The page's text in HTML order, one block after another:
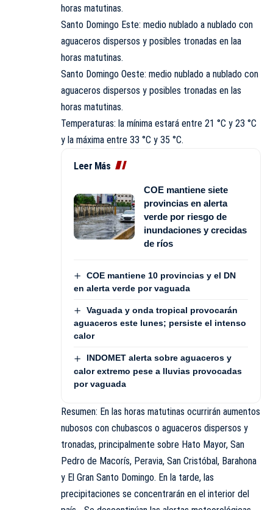
horas matutinas.
Santo Domingo Este: medio nublado a nublado con
aguaceros dispersos y posibles tronadas en laa
horas matutinas.
Santo Domingo Oeste: medio nublado a nublado con
aguaceros dispersos y posibles tronadas en las
horas matutinas.
Temperaturas: la mínima estará entre 21 °C y 23 °C
y la máxima entre 33 °C y 35 °C.
Leer Más
COE mantiene siete
provincias en alerta
verde por riesgo de
inundaciones y crecidas
de ríos
COE mantiene 10 provincias y el DN
en alerta verde por vaguada
Vaguada y onda tropical provocarán
aguaceros este lunes; persiste el intenso
calor
INDOMET alerta sobre aguaceros y
calor extremo pese a lluvias provocadas
por vaguada
Resumen: En las horas matutinas ocurrirán aumentos
nubosos con chubascos o aguaceros dispersos y
tronadas, principalmente sobre Hato Mayor, San
Pedro de Macorís, Peravia, San Cristóbal, Barahona
y El Gran Santo Domingo. En la tarde, las
precipitaciones se concentrarán en el interior del